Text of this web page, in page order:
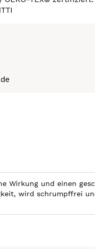
Wirkung und einen
wird schrumpffrei